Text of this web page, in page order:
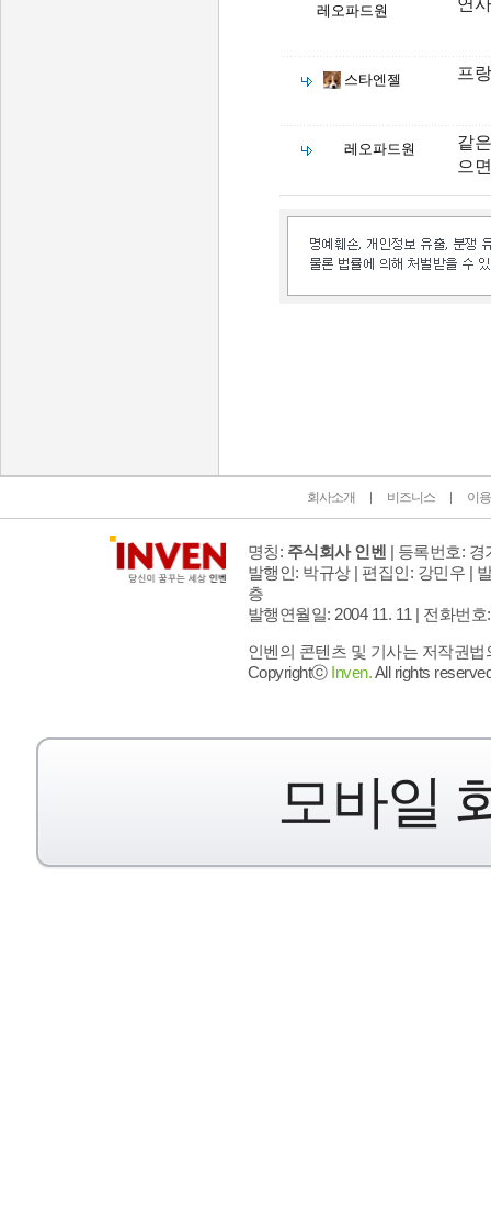
레오파드원
스타엔젤 프
레오파드원
같
으
회사소개 비즈니스 이
명칭: 주식회사 인벤 | 등록번호: 경
발행인: 박규상 | 편집인: 강민우 |
층
발행연월일: 2004 11. 11 | 전화번호
인벤의 콘텐츠 및 기사는 저작권
Copyrightⓒ Inven.All rights
모바일